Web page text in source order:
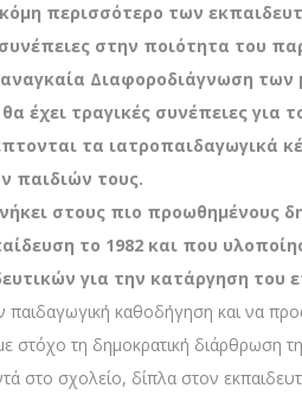
περισσότερο των
στην ποιότητα του
Διαφοροδιάγνωση
τραγικές συνέπειες για
τα ιατροπαιδαγωγικά
παιδιών τους.
στους πιο προωθημένους
το 1982 και που
για την κατάργηση του
παιδαγωγική καθοδήγηση και να
στόχο τη δημοκρατική διάρθρωση
στο σχολείο, δίπλα στον